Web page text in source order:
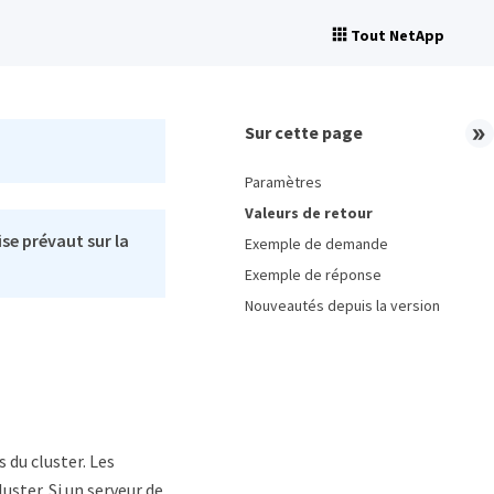
Tout NetApp
prévaut sur la
cluster. Les
Si un serveur de
Sur cette page
Paramètres
Valeurs de retour
Exemple de demande
Exemple de réponse
Nouveautés depuis la version